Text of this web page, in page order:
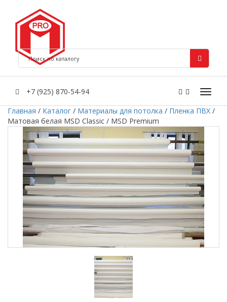
+7 (925) 870-54-94
Главная / Каталог / Материалы для потолка / Пленка ПВХ /
Матовая белая MSD Classic / MSD Premium